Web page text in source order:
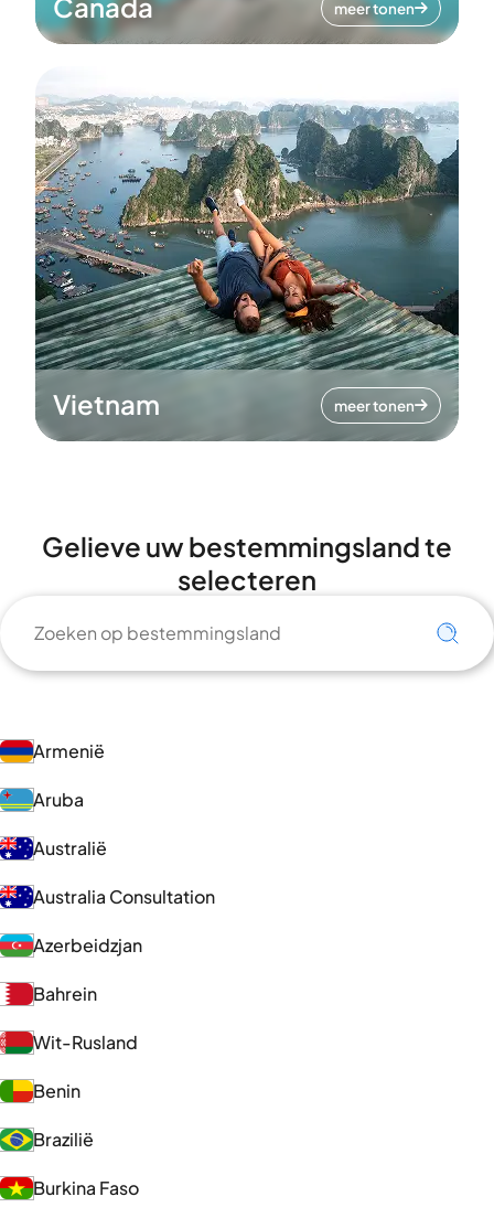
Canada meer tonen
Vietnam meer tonen
Gelieve uw bestemmingsland te
selecteren
Armenië
Aruba
Australië
Australia Consultation
Azerbeidzjan
Bahrein
Wit-Rusland
Benin
Brazilië
Burkina Faso